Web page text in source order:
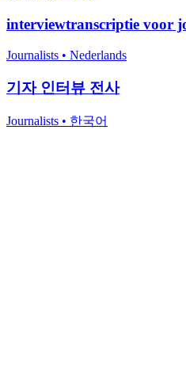
interviewtranscriptie voor
Journalists • Nederlands
기자 인터뷰 전사
Journalists • 한국어